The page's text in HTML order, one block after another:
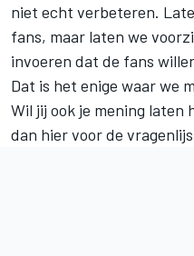
niet echt verbeteren.
fans, maar laten we
invoeren dat de fans
Dat is het enige waar we
Wil jij ook je mening laten
dan hier voor de